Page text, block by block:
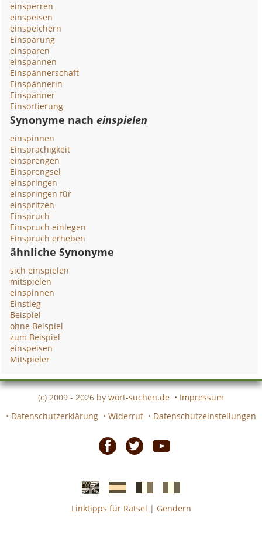
einsperren
einspeisen
einspeichern
Einsparung
einsparen
einspannen
Einspännerschaft
Einspännerin
Einspänner
Einsortierung
Synonyme nacheinspielen
einspinnen
Einsprachigkeit
einsprengen
Einsprengsel
einspringen
einspringen für
einspritzen
Einspruch
Einspruch einlegen
Einspruch erheben
ähnliche Synonyme
sich einspielen
mitspielen
einspinnen
Einstieg
Beispiel
ohne Beispiel
zum Beispiel
einspeisen
Mitspieler
(c) 2009 - 2026 by wort-suchen.de • Impressum
• Datenschutzerklärung • Widerruf • Datenschutzeinstellungen
EnglischeSpanischefranzösicheitalienische
Linktipps für Rätsel | Gendern